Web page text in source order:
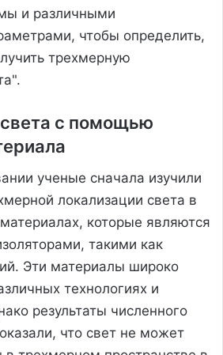
и различными
чтобы определить,
трехмерную
с помощью
ученые сначала изучили
локализации света в
которые являются
такими как
Эти материалы широко
технологиях и
результаты численного
что свет не может